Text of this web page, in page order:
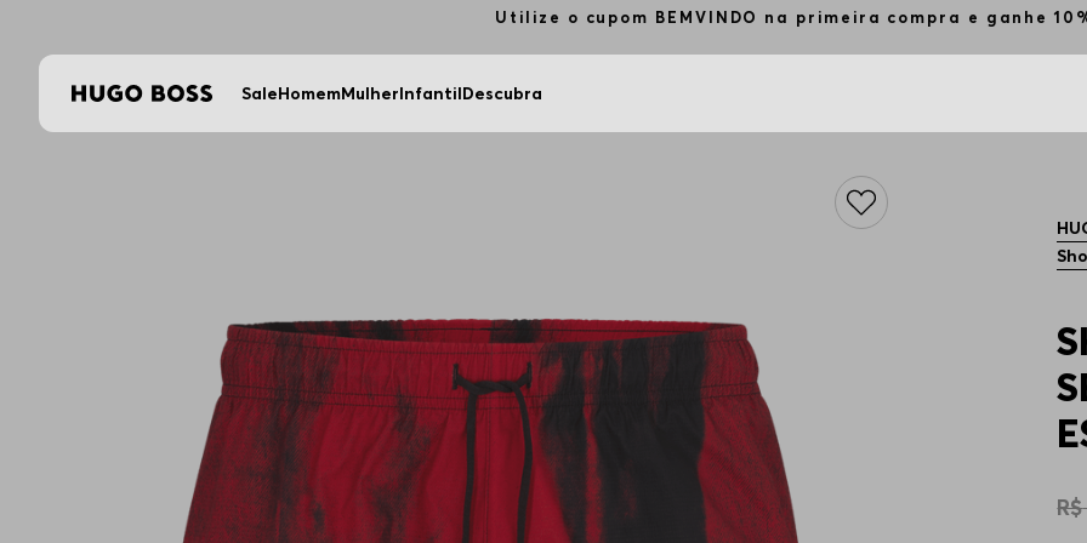
Utilize o cupom BEMVINDO na primeira compra e ganhe
SaleHomemMulherInfantilDescubra
R$